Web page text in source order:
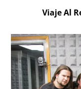
Viaje Al